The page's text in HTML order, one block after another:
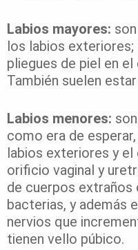
Labios mayores:
los labios
pliegues de piel en
También suelen
Labios menores:
como era de
labios exteriores y
orificio vaginal y
de cuerpos extraños
bacterias, y además
nervios que
tienen vello púbico.